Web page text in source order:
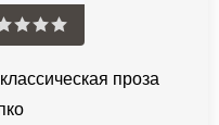
проза